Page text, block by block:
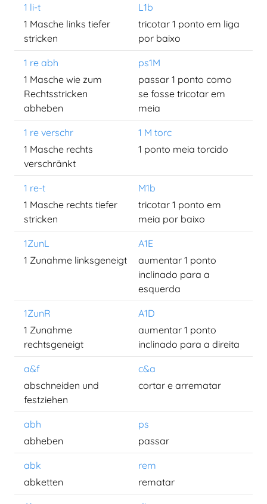
1 li-t
L1b
1 Masche links tiefer
stricken
tricotar 1 ponto em liga
por baixo
1 re abh
ps1M
1 Masche wie zum
Rechtsstricken
abheben
passar 1 ponto como
se fosse tricotar em
meia
1 re verschr
1 M torc
1 Masche rechts
verschränkt
1 ponto meia torcido
1 re-t
M1b
1 Masche rechts tiefer
stricken
tricotar 1 ponto em
meia por baixo
1ZunL
A1E
1 Zunahme linksgeneigt
aumentar 1 ponto
inclinado para a
esquerda
1ZunR
A1D
1 Zunahme
rechtsgeneigt
aumentar 1 ponto
inclinado para a direita
a&f
c&a
abschneiden und
festziehen
cortar e arrematar
abh
ps
abheben
passar
abk
rem
abketten
rematar